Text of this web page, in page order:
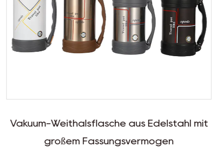
Edelstahl mit
Großer Vakuum-
breiter